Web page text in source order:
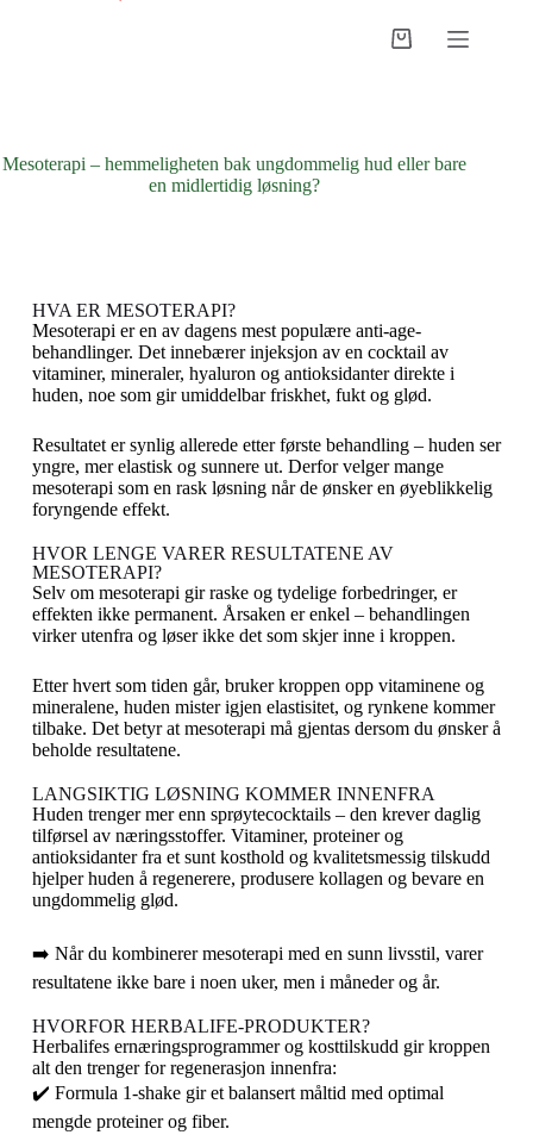
Mesoterapi – hemmeligheten bak ungdommelig hud eller bare
en midlertidig løsning?
HVA ER MESOTERAPI?
Mesoterapi er en av dagens mest populære anti-age-
behandlinger. Det innebærer injeksjon av en cocktail av
vitaminer, mineraler, hyaluron og antioksidanter direkte i
huden, noe som gir umiddelbar friskhet, fukt og glød.
Resultatet er synlig allerede etter første behandling – huden ser
yngre, mer elastisk og sunnere ut. Derfor velger mange
mesoterapi som en rask løsning når de ønsker en øyeblikkelig
foryngende effekt.
HVOR LENGE VARER RESULTATENE AV
MESOTERAPI?
Selv om mesoterapi gir raske og tydelige forbedringer, er
effekten ikke permanent. Årsaken er enkel – behandlingen
virker utenfra og løser ikke det som skjer inne i kroppen.
Etter hvert som tiden går, bruker kroppen opp vitaminene og
mineralene, huden mister igjen elastisitet, og rynkene kommer
tilbake. Det betyr at mesoterapi må gjentas dersom du ønsker å
beholde resultatene.
LANGSIKTIG LØSNING KOMMER INNENFRA
Huden trenger mer enn sprøytecocktails – den krever daglig
tilførsel av næringsstoffer. Vitaminer, proteiner og
antioksidanter fra et sunt kosthold og kvalitetsmessig tilskudd
hjelper huden å regenerere, produsere kollagen og bevare en
ungdommelig glød.
➡️ Når du kombinerer mesoterapi med en sunn livsstil, varer
resultatene ikke bare i noen uker, men i måneder og år.
HVORFOR HERBALIFE-PRODUKTER?
Herbalifes ernæringsprogrammer og kosttilskudd gir kroppen
alt den trenger for regenerasjon innenfra:
✔️ Formula 1-shake gir et balansert måltid med optimal
mengde proteiner og fiber.